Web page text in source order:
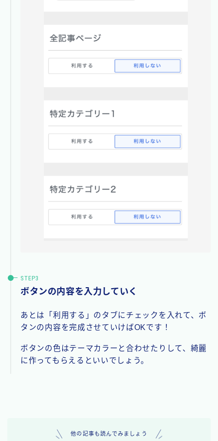
ボタンの内容を入力していく
あとは「利用する」のタブにチェックを入れて、ボ
タンの内容を完成させていけばOKです！
ボタンの色はテーマカラーと合わせたりして、綺麗
に作ってもらえるといいでしょう。
他の記事も読んでみましょう